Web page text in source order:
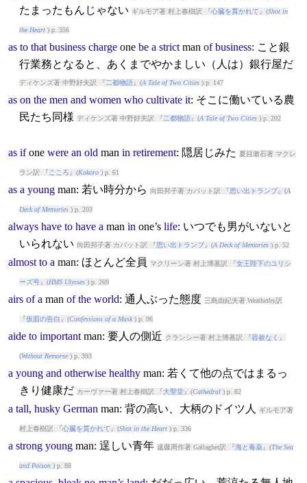
たまったもんじゃない ギルモア著 村上春樹訳 『心臓を貫かれて 』(Shot in
the Heart) p. 356
as to that business chargeone be a strict man of business: こと銀
行業務となると、あくまでやかましい（人は）銀行屋だ
ディケンズ著 中野好夫訳 『二都物語』(A Tale of Two Cities) p. 147
as on the men and women who cultivate it: そこに働いている農
民たち同様 ディケンズ著 中野好夫訳 『二都物語』(A Tale of Two Cities) p. 202
as ifone were an old man in retirement: 隠居じみた 夏目漱石著 マクレ
ラン訳 『 こころ 』(Kokoro) p. 61
as a young man: 若い時分から 向田邦子著 カバット訳 『思い出トランプ』(A
Deck of Memories) p. 203
always have to have a man in one’s life: いつでも男がいないと
いられない 向田邦子著 カバット訳 『思い出トランプ』(A Deck of Memories) p. 52
almost to a man: ほとんど全員 マクリーン著 村上博基訳 『女王陛下のユリシ
ーズ号』(HMS Ulysses) p. 269
airs of a man of the world: 通人ぶった態度 三島由紀夫著 Weatherby訳
『仮面の告白 』(Confessions of a Mask) p. 96
aide to important man: 要人の側近 クランシー著 村上博基訳 『容赦なく 』
(Without Remorse) p. 393
a young and otherwise healthy man: 若くて他の点ではまるっ
きり健康だ カーヴァー著 村上春樹訳 『大聖堂』(Cathedral) p. 82
a tall, husky German man: 背の高い、大柄のドイツ人 ギルモア著
村上春樹訳 『心臓を貫かれて 』(Shot in the Heart) p. 336
a strong young man: 逞しい青年 遠藤周作著 Gallagher訳 『海と毒薬』(The Sea
and Poison) p. 88